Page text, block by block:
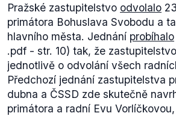
Pražské zastupitelstvo odvolalo
primátora Bohuslava Svobodu a
hlavního města. Jednání probíhalo
.pdf - str. 10) tak, že
jednotlivě o odvolání všech
Předchozí jednání zastupitelstva
dubna a ČSSD zde skutečně
primátora a radní Evu